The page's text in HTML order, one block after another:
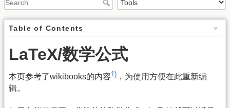
Table of Contents
LaTeX/数学公式
本页参考了wikibooks的内容1) ，为使用方便在此重新编
辑。